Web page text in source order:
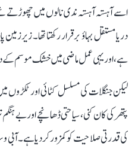
اسے آہستہ آہستہ ندی نالوں میں
دریا مستقل بہاؤ برقرار رکھتا تھا۔
ہے، اور یہی عمل ماضی میں خشک موسم کے
لیکن جنگلات کی مسلسل کٹائی اور ٹکڑوں
پتھر کی کان کنی، سیاحتی ڈھانچے اور بے
کی قدرتی صلاحیت کو کمزور کر دیا ہے۔